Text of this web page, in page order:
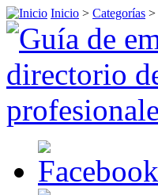
Inicio > Categorías >